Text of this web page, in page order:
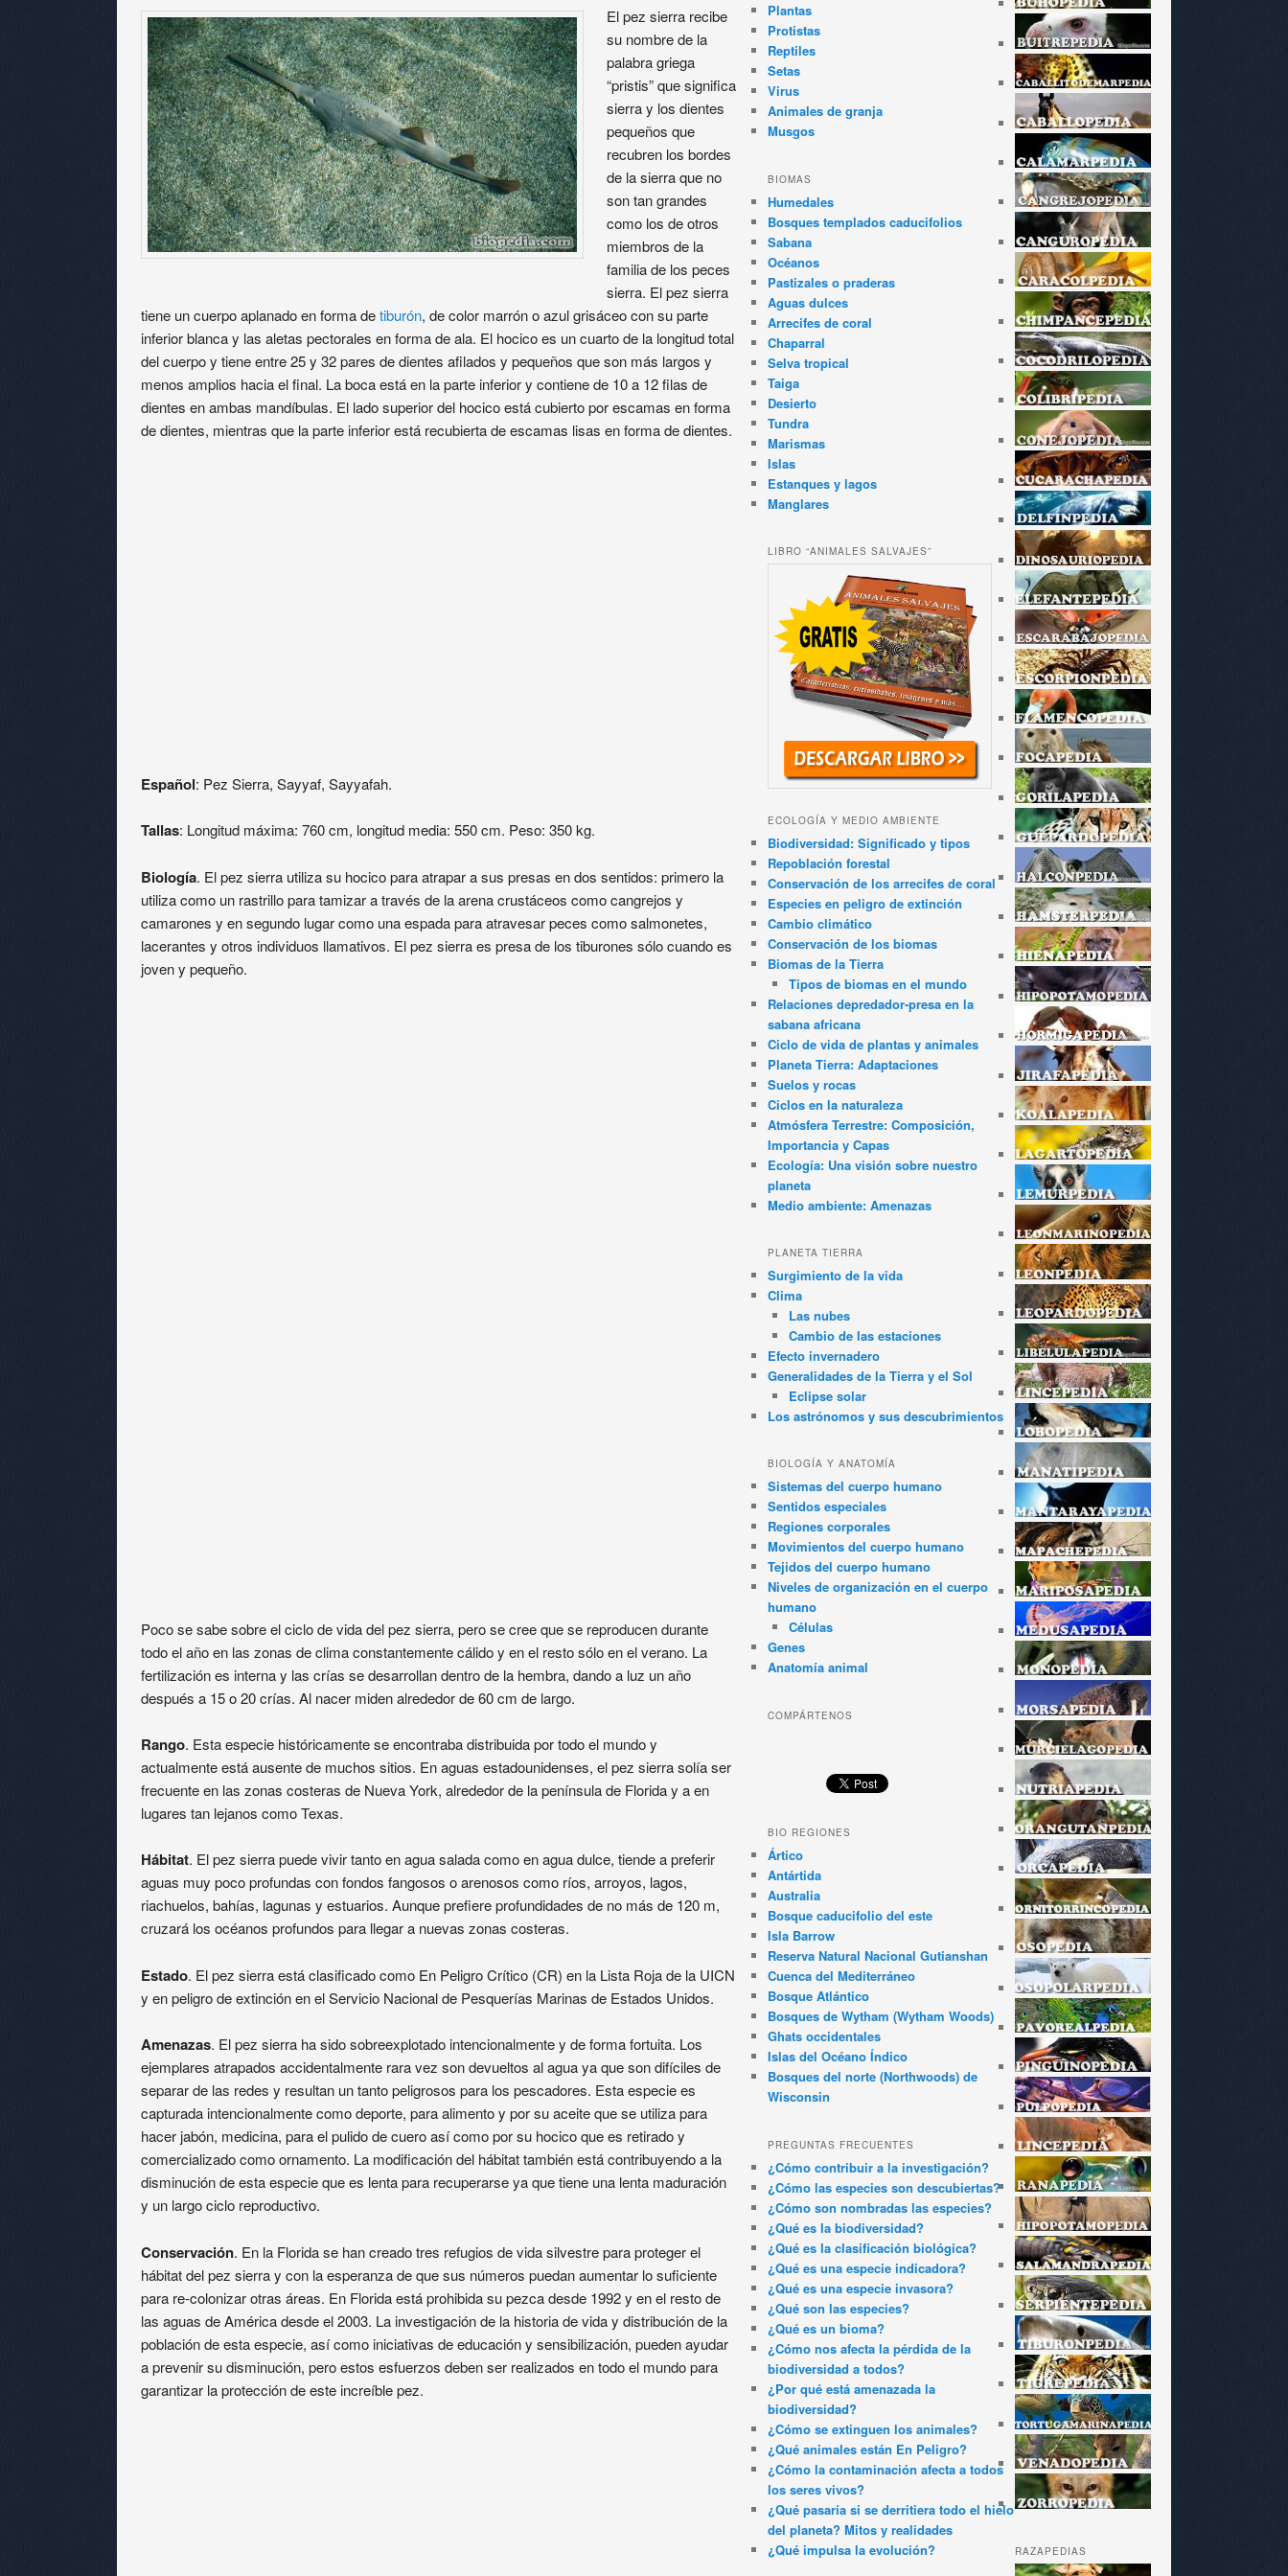
El pez sierra recibe
su nombre de la
palabra griega
“pristis” que significa
sierra y los dientes
pequeños que
recubren los bordes
de la sierra que no
son tan grandes
como los de otros
miembros de la
familia de los peces
sierra. El pez sierra
tiene un cuerpo aplanado en forma detiburón, de color marrón o azul grisáceo con su parte
inferior blanca y las aletas pectorales en forma de ala. El hocico es un cuarto de la longitud total
del cuerpo y tiene entre 25 y 32 pares de dientes afilados y pequeños que son más largos y
menos amplios hacia el final. La boca está en la parte inferior y contiene de 10 a 12 filas de
dientes en ambas mandíbulas. El lado superior del hocico está cubierto por escamas en forma
de dientes, mientras que la parte inferior está recubierta de escamas lisas en forma de dientes.
Español: Pez Sierra, Sayyaf, Sayyafah.
Tallas: Longitud máxima: 760 cm, longitud media: 550 cm. Peso: 350 kg.
Biología. El pez sierra utiliza su hocico para atrapar a sus presas en dos sentidos: primero la
utiliza como un rastrillo para tamizar a través de la arena crustáceos como cangrejos y
camarones y en segundo lugar como una espada para atravesar peces como salmonetes,
lacerantes y otros individuos llamativos. El pez sierra es presa de los tiburones sólo cuando es
joven y pequeño.
Poco se sabe sobre el ciclo de vida del pez sierra, pero se cree que se reproducen durante
todo el año en las zonas de clima constantemente cálido y en el resto sólo en el verano. La
fertilización es interna y las crías se desarrollan dentro de la hembra, dando a luz un año
después a 15 o 20 crías. Al nacer miden alrededor de 60 cm de largo.
Rango. Esta especie históricamente se encontraba distribuida por todo el mundo y
actualmente está ausente de muchos sitios. En aguas estadounidenses, el pez sierra solía ser
frecuente en las zonas costeras de Nueva York, alrededor de la península de Florida y a en
lugares tan lejanos como Texas.
Hábitat. El pez sierra puede vivir tanto en agua salada como en agua dulce, tiende a preferir
aguas muy poco profundas con fondos fangosos o arenosos como ríos, arroyos, lagos,
riachuelos, bahías, lagunas y estuarios. Aunque prefiere profundidades de no más de 120 m,
cruzará los océanos profundos para llegar a nuevas zonas costeras.
Estado. El pez sierra está clasificado como En Peligro Crítico (CR) en la Lista Roja de la UICN
y en peligro de extinción en el Servicio Nacional de Pesquerías Marinas de Estados Unidos.
Amenazas. El pez sierra ha sido sobreexplotado intencionalmente y de forma fortuita. Los
ejemplares atrapados accidentalmente rara vez son devueltos al agua ya que son difíciles de
separar de las redes y resultan un tanto peligrosos para los pescadores. Esta especie es
capturada intencionalmente como deporte, para alimento y por su aceite que se utiliza para
hacer jabón, medicina, para el pulido de cuero así como por su hocico que es retirado y
comercializado como ornamento. La modificación del hábitat también está contribuyendo a la
disminución de esta especie que es lenta para recuperarse ya que tiene una lenta maduración
y un largo ciclo reproductivo.
Conservación. En la Florida se han creado tres refugios de vida silvestre para proteger el
hábitat del pez sierra y con la esperanza de que sus números puedan aumentar lo suficiente
para re-colonizar otras áreas. En Florida está prohibida su pezca desde 1992 y en el resto de
las aguas de América desde el 2003. La investigación de la historia de vida y distribución de la
población de esta especie, así como iniciativas de educación y sensibilización, pueden ayudar
a prevenir su disminución, pero estos esfuerzos deben ser realizados en todo el mundo para
garantizar la protección de este increíble pez.
RAZAPEDIAS
Plantas
Protistas
Reptiles
Setas
Virus
Animales de granja
Musgos
BIOMAS
Humedales
Bosques templados caducifolios
Sabana
Océanos
Pastizales o praderas
Aguas dulces
Arrecifes de coral
Chaparral
Selva tropical
Taiga
Desierto
Tundra
Marismas
Islas
Estanques y lagos
Manglares
LIBRO “ANIMALES SALVAJES”
ECOLOGÍA Y MEDIO AMBIENTE
Biodiversidad: Significado y tipos
Repoblación forestal
Conservación de los arrecifes de coral
Especies en peligro de extinción
Cambio climático
Conservación de los biomas
Biomas de la Tierra
Tipos de biomas en el mundo
Relaciones depredador-presa en la
sabana africana
Ciclo de vida de plantas y animales
Planeta Tierra: Adaptaciones
Suelos y rocas
Ciclos en la naturaleza
Atmósfera Terrestre: Composición,
Importancia y Capas
Ecología: Una visión sobre nuestro
planeta
Medio ambiente: Amenazas
PLANETA TIERRA
Surgimiento de la vida
Clima
Las nubes
Cambio de las estaciones
Efecto invernadero
Generalidades de la Tierra y el Sol
Eclipse solar
Los astrónomos y sus descubrimientos
BIOLOGÍA Y ANATOMÍA
Sistemas del cuerpo humano
Sentidos especiales
Regiones corporales
Movimientos del cuerpo humano
Tejidos del cuerpo humano
Niveles de organización en el cuerpo
humano
Células
Genes
Anatomía animal
COMPÁRTENOS
BIO REGIONES
Ártico
Antártida
Australia
Bosque caducifolio del este
Isla Barrow
Reserva Natural Nacional Gutianshan
Cuenca del Mediterráneo
Bosque Atlántico
Bosques de Wytham (Wytham Woods)
Ghats occidentales
Islas del Océano Índico
Bosques del norte (Northwoods) de
Wisconsin
PREGUNTAS FRECUENTES
¿Cómo contribuir a la investigación?
¿Cómo las especies son descubiertas?
¿Cómo son nombradas las especies?
¿Qué es la biodiversidad?
¿Qué es la clasificación biológica?
¿Qué es una especie indicadora?
¿Qué es una especie invasora?
¿Qué son las especies?
¿Qué es un bioma?
¿Cómo nos afecta la pérdida de la
biodiversidad a todos?
¿Por qué está amenazada la
biodiversidad?
¿Cómo se extinguen los animales?
¿Qué animales están En Peligro?
¿Cómo la contaminación afecta a todos
los seres vivos?
¿Qué pasaría si se derritiera todo el hielo
del planeta? Mitos y realidades
¿Qué impulsa la evolución?